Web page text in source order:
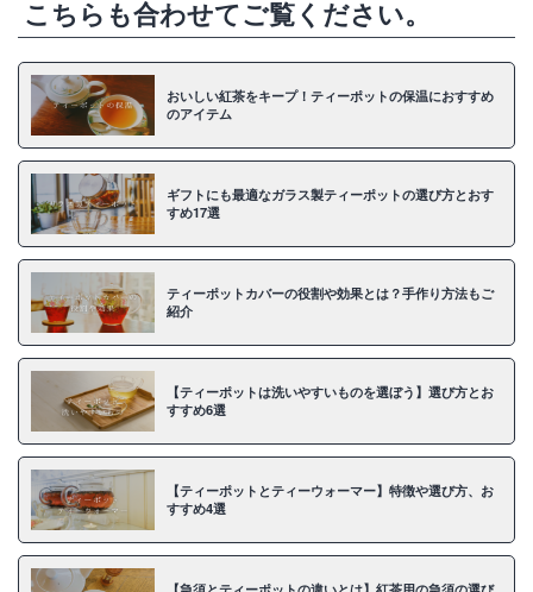
こちらも合わせてご覧ください。
おいしい紅茶をキープ！ティーポットの保温におすすめ
のアイテム
ギフトにも最適なガラス製ティーポットの選び方とおす
すめ17選
ティーポットカバーの役割や効果とは？手作り方法もご
紹介
【ティーポットは洗いやすいものを選ぼう】選び方とお
すすめ6選
【ティーポットとティーウォーマー】特徴や選び方、お
すすめ4選